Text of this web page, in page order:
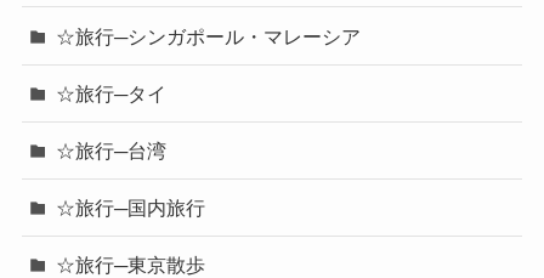
☆旅行─シンガポール・マレーシア
☆旅行─タイ
☆旅行─台湾
☆旅行─国内旅行
☆旅行─東京散歩